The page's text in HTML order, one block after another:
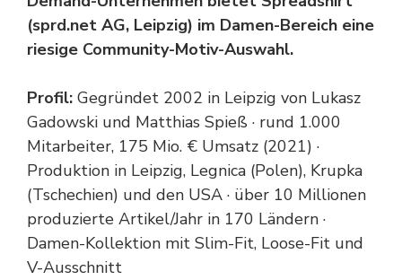
(sprd.net AG, Leipzig) im Damen-Bereich eine
riesige Community-Motiv-Auswahl.
Profil: Gegründet 2002 in Leipzig von Lukasz
Gadowski und Matthias Spieß · rund 1.000
Mitarbeiter, 175 Mio. € Umsatz (2021) ·
Produktion in Leipzig, Legnica (Polen), Krupka
(Tschechien) und den USA · über 10 Millionen
produzierte Artikel/Jahr in 170 Ländern ·
Damen-Kollektion mit Slim-Fit, Loose-Fit und
V-Ausschnitt